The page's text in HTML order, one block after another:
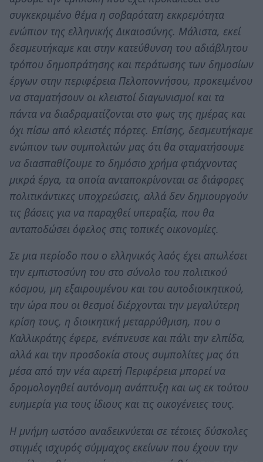
συγκεκριμένο θέμα η σοβαρότατη εκκρεμότητα
ενώπιον της ελληνικής Δικαιοσύνης. Μάλιστα, εκεί
δεσμευτήκαμε και στην κατεύθυνση του αδιάβλητου
τρόπου δημοπράτησης και περάτωσης των δημοσίων
έργων στην περιφέρεια Πελοποννήσου, προκειμένου
να σταματήσουν οι κλειστοί διαγωνισμοί και τα
πάντα να διαδραματίζονται στο φως της ημέρας και
όχι πίσω από κλειστές πόρτες. Επίσης, δεσμευτήκαμε
ενώπιον των συμπολιτών μας ότι θα σταματήσουμε
να διασπαθίζουμε το δημόσιο χρήμα φτιάχνοντας
μικρά έργα, τα οποία ανταποκρίνονται σε διάφορες
πολιτικάντικες υποχρεώσεις, αλλά δεν δημιουργούν
τις βάσεις για να παραχθεί υπεραξία, που θα
ανταποδώσει όφελος στις τοπικές οικονομίες.
Σε μια περίοδο που ο ελληνικός λαός έχει απωλέσει
την εμπιστοσύνη του στο σύνολο του πολιτικού
κόσμου, μη εξαιρουμένου και του αυτοδιοικητικού,
την ώρα που οι θεσμοί διέρχονται την μεγαλύτερη
κρίση τους, η διοικητική μεταρρύθμιση, που ο
Καλλικράτης έφερε, ενέπνευσε και πάλι την ελπίδα,
αλλά και την προσδοκία στους συμπολίτες μας ότι
μέσα από την νέα αιρετή Περιφέρεια μπορεί να
δρομολογηθεί αυτόνομη ανάπτυξη και ως εκ τούτου
ευημερία για τους ίδιους και τις οικογένειες τους.
Η μνήμη ωστόσο αναδεικνύεται σε τέτοιες δύσκολες
στιγμές ισχυρός σύμμαχος εκείνων που έχουν την